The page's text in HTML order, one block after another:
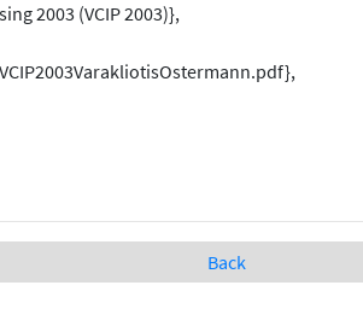
2003 (VCIP 2003)},
Back